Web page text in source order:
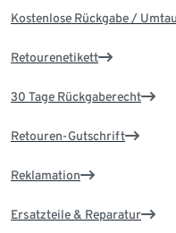
Kostenlose Rückgabe /
Retourenetikett
30 Tage Rückgaberecht
Retouren-Gutschrift
Reklamation
Ersatzteile & Reparatur